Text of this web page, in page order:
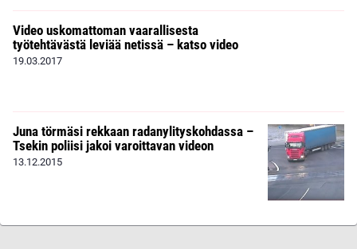
Video uskomattoman vaarallisesta
työtehtävästä leviää netissä – katso video
19.03.2017
Juna törmäsi rekkaan radanylityskohdassa –
Tsekin poliisi jakoi varoittavan videon
13.12.2015